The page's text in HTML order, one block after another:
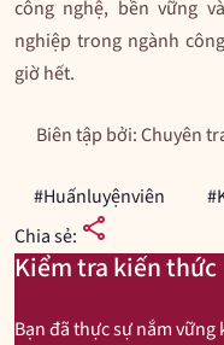
công nghệ, bền vững
nghiệp trong ngành
giờ hết.
Biên tập bởi: Chuyên
#Huấnluyệnviên
Chia sẻ: share
Kiểm tra kiến thức
Bạn đã thực sự nắm